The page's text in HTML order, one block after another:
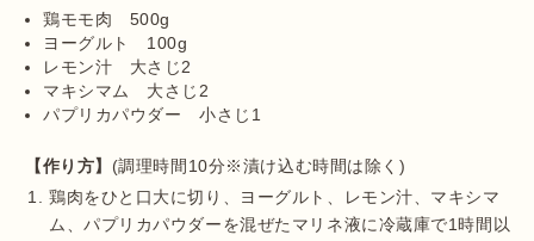
鶏モモ肉　500g
ヨーグルト　100g
レモン汁　大さじ2
マキシマム　大さじ2
パプリカパウダー　小さじ1
【作り方】
鶏肉をひと口大に切り、ヨーグルト、レモン汁、マキシマ
ム、パプリカパウダーを混ぜたマリネ液に冷蔵庫で1時間以